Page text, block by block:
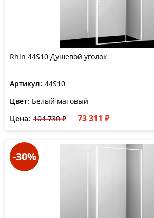
Rhin 44S10 Душевой уголок
Артикул: 44S10
Цвет: Белый матовый
Цена: 104 730 ₽ 73 311 ₽
-30%